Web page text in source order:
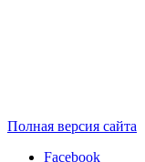
Полная версия сайта
Facebook